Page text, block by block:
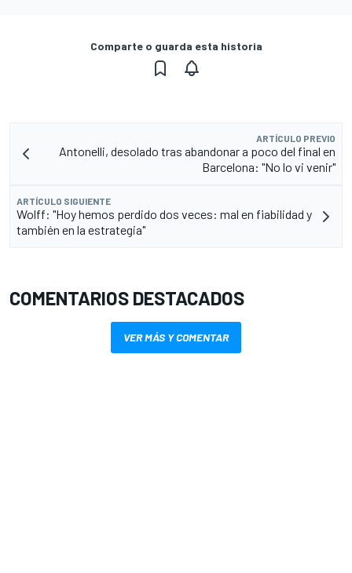
Comparte o guarda esta historia
ARTÍCULO PREVIO
Antonelli, desolado tras abandonar a poco del final en
Barcelona: "No lo vi venir"
ARTÍCULO SIGUIENTE
Wolff: "Hoy hemos perdido dos veces: mal en fiabilidad y
también en la estrategia"
COMENTARIOS DESTACADOS
VER MÁS Y COMENTAR